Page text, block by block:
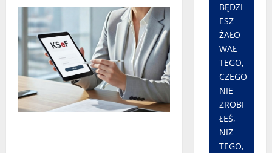
BĘDZI
ESZ
ŻAŁO
WAŁ
TEGO,
CZEGO
NIE
ZROBI
ŁEŚ,
NIŻ
TEGO,